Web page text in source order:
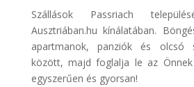
Discover
Cars
Transzfer
Szállások Passriach
Ausztriában.hu kínálatában.
apartmanok, panziók és olcsó
között, majd foglalja le az
egyszerűen és gyorsan!